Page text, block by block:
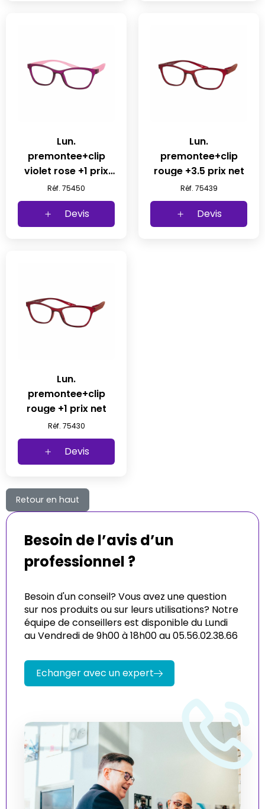
Lun.
premontee+clip
violet rose +1 prix
net
Réf. 75450
Devis
Lun.
premontee+clip
rouge +3.5 prix net
Réf. 75439
Devis
Lun.
premontee+clip
rouge +1 prix net
Réf. 75430
Devis
Retour en haut
Besoin de l’avis d’un
professionnel ?
Besoin d'un conseil? Vous avez une question
sur nos produits ou sur leurs utilisations? Notre
équipe de conseillers est disponible du Lundi
au Vendredi de 9h00 à 18h00 au 05.56.02.38.66
Echanger avec un expert